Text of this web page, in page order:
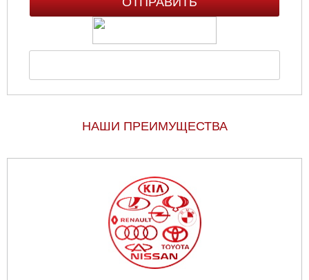
НАШИ ПРЕИМУЩЕСТВА